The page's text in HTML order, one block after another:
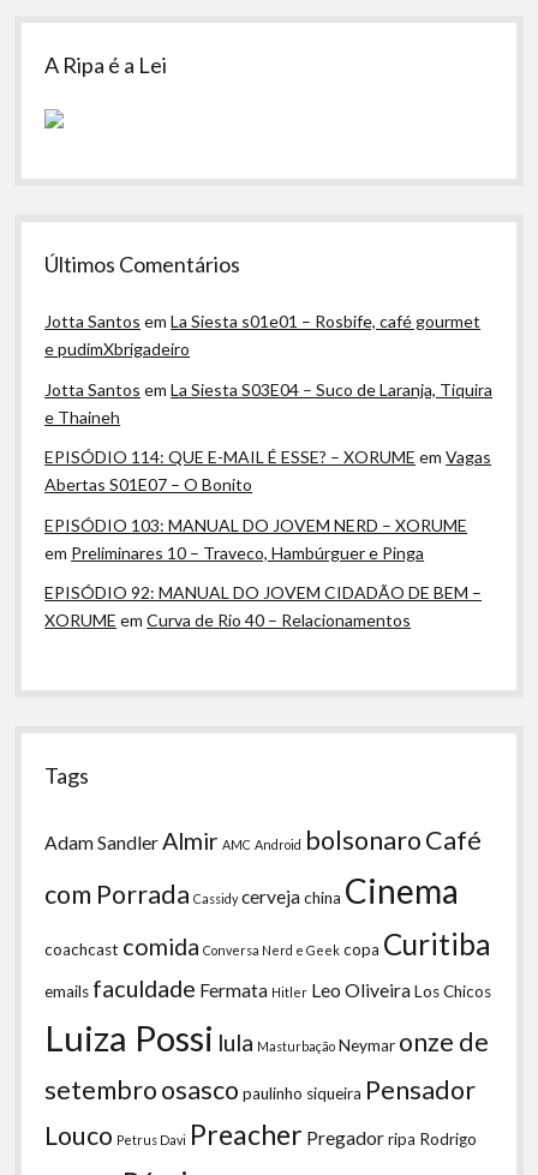
A Ripa é a Lei
Últimos Comentários
Jotta Santos emLa Siesta s01e01 – Rosbife, café gourmet
e pudimXbrigadeiro
Jotta Santos emLa Siesta S03E04 – Suco de Laranja, Tiquira
e Thaineh
EPISÓDIO 114: QUE E-MAIL É ESSE? – XORUME emVagas
Abertas S01E07 – O Bonito
EPISÓDIO 103: MANUAL DO JOVEM NERD – XORUME
em Preliminares 10 – Traveco, Hambúrguer e Pinga
EPISÓDIO 92: MANUAL DO JOVEM CIDADÃO DE BEM –
XORUME emCurva de Rio 40 – Relacionamentos
Tags
Adam Sandler Almir AMC Android bolsonaroCafé
com Porrada Cassidy cervejachina Cinema
coachcast comida Conversa Nerd e Geek copa Curitiba
emails faculdade Fermata Hitler Leo OliveiraLos Chicos
Luiza Possi lula Masturbação Neymar onze de
setembroosasco paulinho siqueira Pensador
Louco Petrus Davi Preacher Pregadorripa Rodrigo